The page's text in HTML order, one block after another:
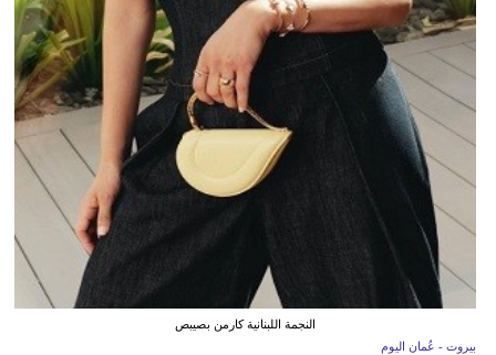
النجمة اللبنانية كارمن بصيبص
بيروت - عُمان اليوم